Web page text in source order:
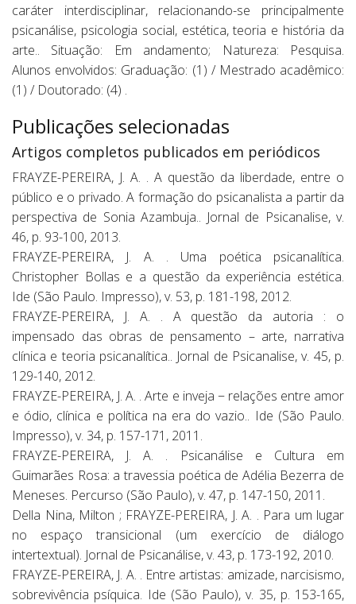
caráter interdisciplinar, relacionando-se principalmente
psicanálise, psicologia social, estética, teoria e história da
arte.. Situação: Em andamento; Natureza: Pesquisa.
Alunos envolvidos: Graduação: (1) / Mestrado acadêmico:
(1) / Doutorado: (4) .
Publicações selecionadas
Artigos completos publicados em periódicos
FRAYZE-PEREIRA, J. A. . A questão da liberdade, entre o
público e o privado. A formação do psicanalista a partir da
perspectiva de Sonia Azambuja.. Jornal de Psicanalise, v.
46, p. 93-100, 2013.
FRAYZE-PEREIRA, J. A. . Uma poética psicanalítica.
Christopher Bollas e a questão da experiência estética.
Ide (São Paulo. Impresso), v. 53, p. 181-198, 2012.
FRAYZE-PEREIRA, J. A. . A questão da autoria : o
impensado das obras de pensamento – arte, narrativa
clínica e teoria psicanalítica.. Jornal de Psicanalise, v. 45, p.
129-140, 2012.
FRAYZE-PEREIRA, J. A. . Arte e inveja − relações entre amor
e ódio, clínica e política na era do vazio.. Ide (São Paulo.
Impresso), v. 34, p. 157-171, 2011.
FRAYZE-PEREIRA, J. A. . Psicanálise e Cultura em
Guimarães Rosa: a travessia poética de Adélia Bezerra de
Meneses. Percurso (São Paulo), v. 47, p. 147-150, 2011.
Della Nina, Milton ; FRAYZE-PEREIRA, J. A. . Para um lugar
no espaço transicional (um exercício de diálogo
intertextual). Jornal de Psicanálise, v. 43, p. 173-192, 2010.
FRAYZE-PEREIRA, J. A. . Entre artistas: amizade, narcisismo,
sobrevivência psíquica. Ide (São Paulo), v. 35, p. 153-165,